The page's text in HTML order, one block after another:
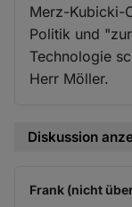
Merz-Kubicki-
Politik und
Technologie
Herr Möller.
Diskussion
Frank (nicht